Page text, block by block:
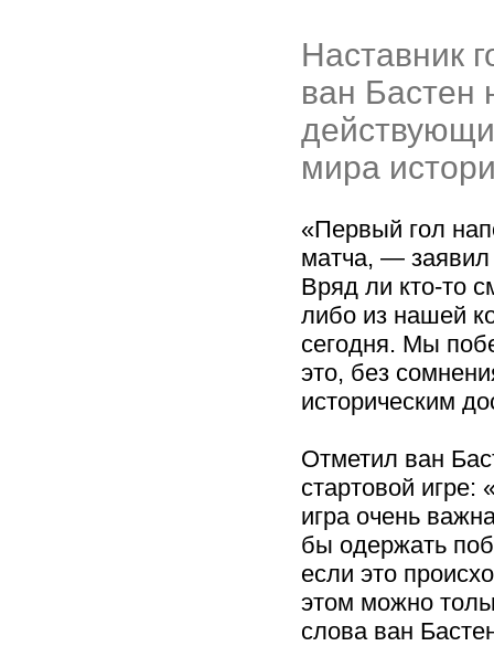
Наставник
ван Бастен
мира
«Первый гол
матча, —
Вряд ли кто-то
либо из нашей
сегодня. Мы
это, без
историческим
Отметил ван
стартовой игре:
игра очень
бы одержать
если это
этом можно
слова ван